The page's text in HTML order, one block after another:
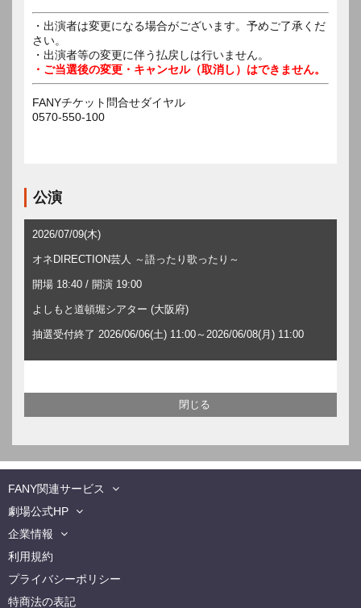
・出演者は変更になる場合がございます。予めご了承くだ
さい。
・出演者等の変更に伴う払戻しは行いません。
・ご当選後の変更・キャンセル（取消し）はできません。
FANYチケット問合せダイヤル
0570-550-100
公演
2026/07/09(木)
オネDIRECTION芸人 ～語ったり歌ったり～
開場 18:40 / 開演 19:00
よしもと道頓堀シアター (大阪府)
抽選受付終了 2026/06/06(土) 11:00～2026/06/08(月) 11:00
FANY関連サービス
劇場公式HP
企業情報
利用規約
プライバシーポリシー
特商法の表記